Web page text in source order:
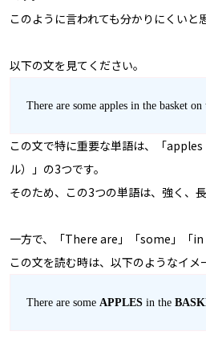
このように言われても分かりにくい
以下の文を見てください。
There are some apples in the basket on
この文で特に重要な単語は、「
ル）」の3つです。
そのため、この3つの単語は、強く、
一方で、「There are」「some」「
この文を読む時は、以下のようなイ
There are some APPLES in the